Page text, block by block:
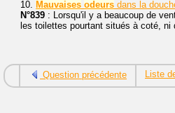
10. Mauvaises odeurs dans la
N°839 : Lorsqu'il y a beaucoup de
les toilettes pourtant situés à coté, ni
Question précédente Liste